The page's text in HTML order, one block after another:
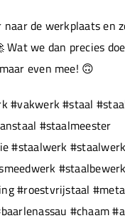
de werkplaats en
Wat we dan precies
even mee! 🙃
#vakwerk #staal
#staalmeester
#staalwerk
#roestvrijstaal
#chaam